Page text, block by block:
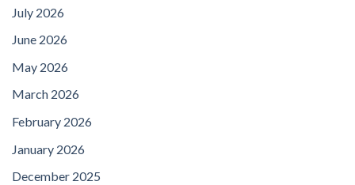
July 2026
June 2026
May 2026
March 2026
February 2026
January 2026
December 2025